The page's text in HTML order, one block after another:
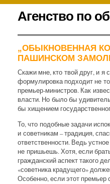
К
содержимому .
Агенство по
„ОБЫКНОВЕННАЯ
ПАШИНСКОМ
Скажи мне, кто твой друг, и я
формулировка подходит не
премьер-министров. Как
власти. Но было бы
бы хищением
То, что подобные задачи
и советникам – традиция,
ответственности. Ведь
не пришьешь. Хотя, если
гражданский аспект такого
«советника крадущего»
Особенно, если этот премьер